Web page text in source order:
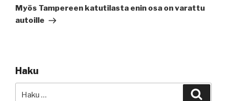
artikkeli
Myös Tampereen katutilasta enin osa on varattu
autoille
Haku